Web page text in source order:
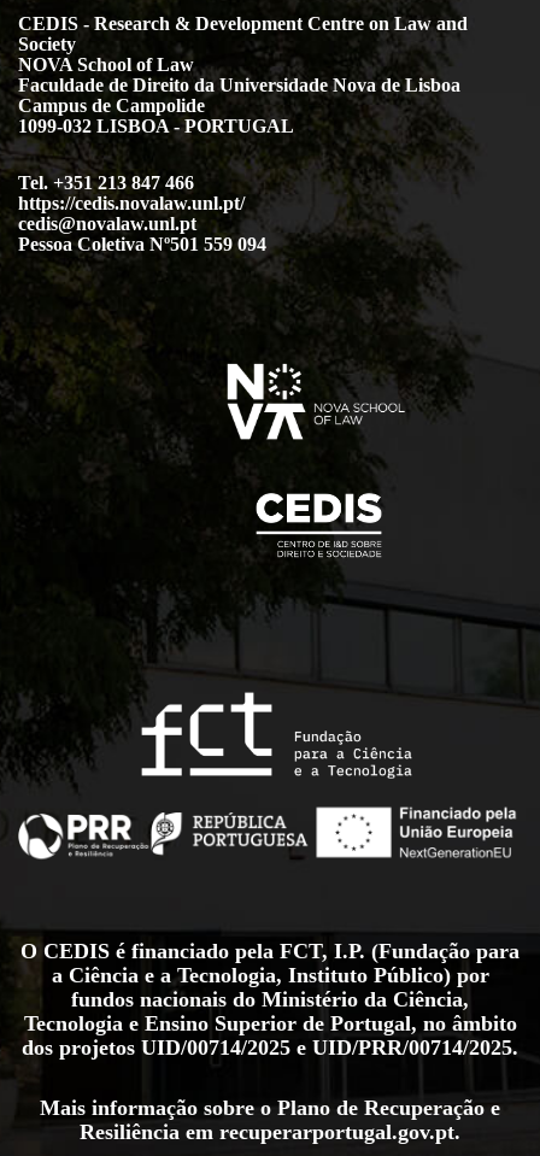
CEDIS - Research & Development Centre on Law and
Society
NOVA School of Law
Faculdade de Direito da Universidade Nova de Lisboa
Campus de Campolide
1099-032 LISBOA - PORTUGAL
Tel. +351 213 847 466
https://cedis.novalaw.unl.pt/
cedis@novalaw.unl.pt
Pessoa Coletiva Nº501 559 094
O CEDIS é financiado pela FCT, I.P. (Fundação para
a Ciência e a Tecnologia, Instituto Público) por
fundos nacionais do Ministério da Ciência,
Tecnologia e Ensino Superior de Portugal, no âmbito
dos projetos UID/00714/2025 e UID/PRR/00714/2025.
Mais informação sobre o Plano de Recuperação e
Resiliência em recuperarportugal.gov.pt.